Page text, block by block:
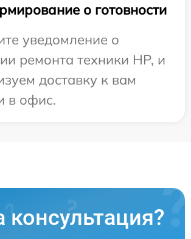
о готовности
уведомление о
ремонта техники HP, и
доставку к вам
в офис.